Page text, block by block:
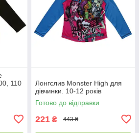
110
Лонгслив Monster High для
дівчинки. 10-12 років
Готово до відправки
221 ₴ 443 ₴